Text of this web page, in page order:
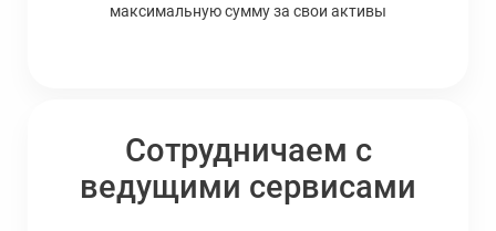
максимальную сумму за свои активы
Сотрудничаем с
ведущими сервисами